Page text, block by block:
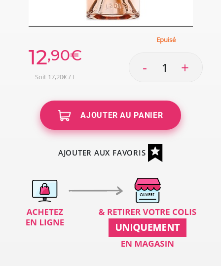
12,90€
Soit 17,20€ / L
Epuisé
- +
AJOUTER AU PANIER
AJOUTER AUX FAVORIS